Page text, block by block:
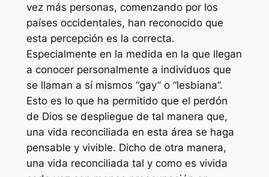
vez más personas, comenzando por los
países occidentales, han reconocido que
esta percepción es la correcta.
Especialmente en la medida en la que llegan
a conocer personalmente a individuos que
se llaman a sí mismos “gay” o “lesbiana”.
Esto es lo que ha permitido que el perdón
de Dios se despliegue de tal manera que,
una vida reconciliada en esta área se haga
pensable y vivible. Dicho de otra manera,
una vida reconciliada tal y como es vivida